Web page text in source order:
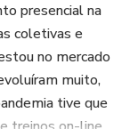
presencial na
coletivas e
no mercado
muito,
tive que